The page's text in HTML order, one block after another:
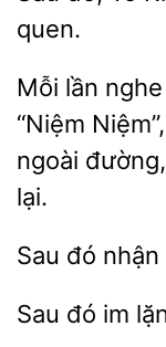
Mỗi lần
“Niệm
ngoài
Sau nhận
im